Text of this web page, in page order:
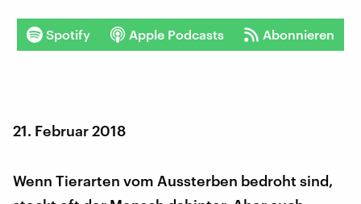
Spotify Apple Podcasts Abonnieren
21. Februar 2018
Wenn Tierarten vom Aussterben bedroht sind,